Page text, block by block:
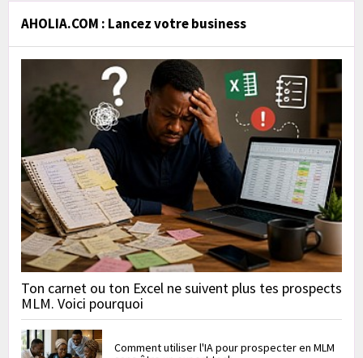
AHOLIA.COM : Lancez votre business
Ton carnet ou ton Excel ne suivent plus tes prospects
MLM. Voici pourquoi
Comment utiliser l'IA pour prospecter en MLM